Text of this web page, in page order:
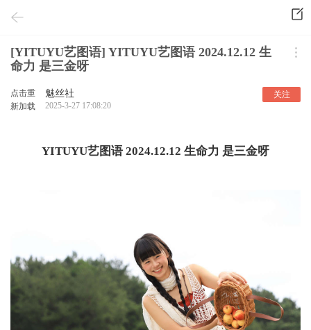
[YITUYU艺图语] YITUYU艺图语 2024.12.12 生
命力 是三金呀
点击重
新加载
魅丝社
2025-3-27 17:08:20
关注
YITUYU艺图语 2024.12.12 生命力 是三金呀